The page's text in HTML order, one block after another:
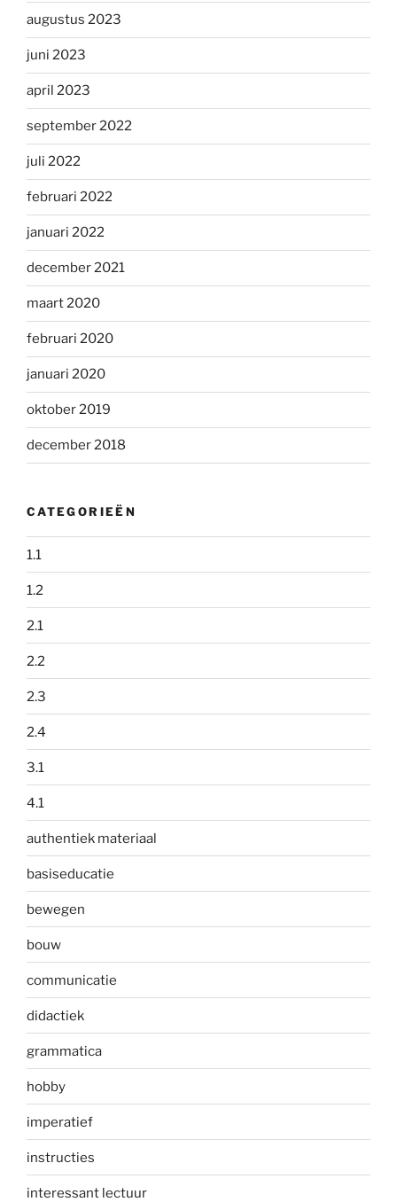
augustus 2023
juni 2023
april 2023
september 2022
juli 2022
februari 2022
januari 2022
december 2021
maart 2020
februari 2020
januari 2020
oktober 2019
december 2018
CATEGORIEËN
1.1
1.2
2.1
2.2
2.3
2.4
3.1
4.1
authentiek materiaal
basiseducatie
bewegen
bouw
communicatie
didactiek
grammatica
hobby
imperatief
instructies
interessant lectuur